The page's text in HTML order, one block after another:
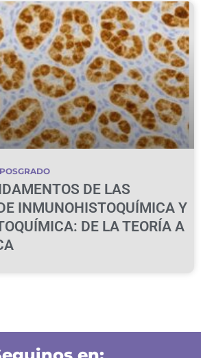
DE LAS
INMUNOHISTOQUÍMICA Y
DE LA TEORÍA A